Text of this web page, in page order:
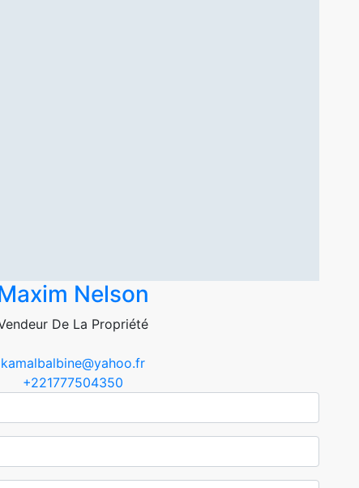
Nelson
De La Propriété
kamalbalbine@yahoo.fr
+221777504350